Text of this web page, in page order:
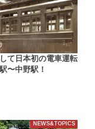
て日本初の電車運転
〜中野駅！
NEWS&TOPICS